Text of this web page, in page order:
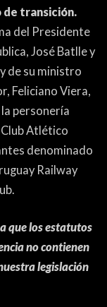
transición.
del Presidente
José Batlle y
de su ministro
Feliciano Viera,
personería
Atlético
denominado
Railway
a que los estatutos
no contienen
legislación